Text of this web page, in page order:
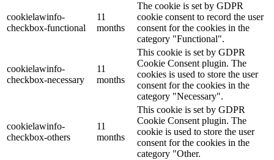
cookielawinfo-
checkbox-functional
11
months
The cookie is set by GDPR
cookie consent to record the user
consent for the cookies in the
category "Functional".
cookielawinfo-
checkbox-necessary
11
months
This cookie is set by GDPR
Cookie Consent plugin. The
cookies is used to store the user
consent for the cookies in the
category "Necessary".
cookielawinfo-
checkbox-others
11
months
This cookie is set by GDPR
Cookie Consent plugin. The
cookie is used to store the user
consent for the cookies in the
category "Other.